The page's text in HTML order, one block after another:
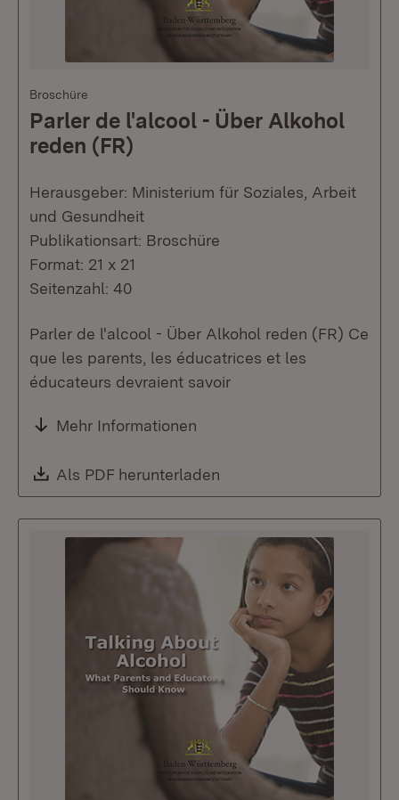
Broschüre
Parler de l'alcool - Über Alkohol
reden (FR)
Herausgeber: Ministerium für Soziales, Arbeit
und Gesundheit
Publikationsart: Broschüre
Format: 21 x 21
Seitenzahl: 40
Parler de l'alcool - Über Alkohol reden (FR) Ce
que les parents, les éducatrices et les
éducateurs devraient savoir
Mehr Informationen
Download:
Als PDF herunterladen